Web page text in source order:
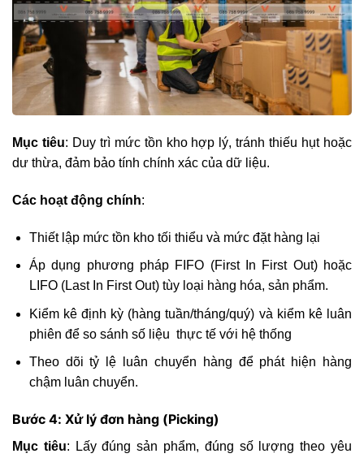
Mục tiêu: Duy trì mức tồn kho hợp lý, tránh thiếu hụt hoặc
dư thừa, đảm bảo tính chính xác của dữ liệu.
Các hoạt động chính:
Thiết lập mức tồn kho tối thiểu và mức đặt hàng lại
Áp dụng phương pháp FIFO (First In First Out) hoặc
LIFO (Last In First Out) tùy loại hàng hóa, sản phẩm.
Kiểm kê định kỳ (hàng tuần/tháng/quý) và kiểm kê luân
phiên để so sánh số liệu thực tế với hệ thống
Theo dõi tỷ lệ luân chuyển hàng để phát hiện hàng
chậm luân chuyển.
Bước 4: Xử lý đơn hàng (Picking)
Mục tiêu: Lấy đúng sản phẩm, đúng số lượng theo yêu